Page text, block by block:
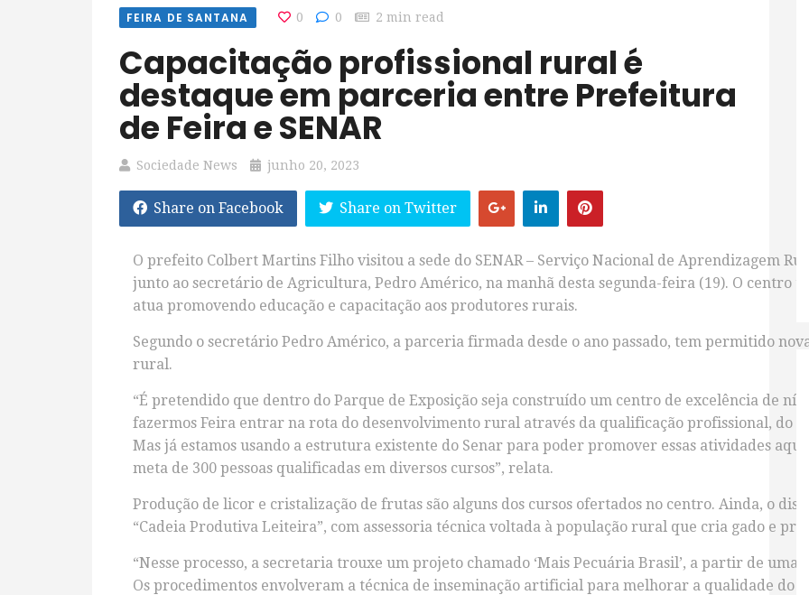
FEIRA DE SANTANA 0 0 2 min read
Capacitação profissional rural é
destaque em parceria entre Prefeitura
de Feira e SENAR
Sociedade News junho 20, 2023
Share on Facebook Share on Twitter
O prefeito Colbert Martins Filho visitou a sede do SENAR – Serviço Nacional de Aprendizagem
junto ao secretário de Agricultura, Pedro Américo, na manhã desta segunda-feira (19). O centro
atua promovendo educação e capacitação aos produtores rurais.
Segundo o secretário Pedro Américo, a parceria firmada desde o ano passado, tem permitido
rural.
“É pretendido que dentro do Parque de Exposição seja construído um centro de excelência de
fazermos Feira entrar na rota do desenvolvimento rural através da qualificação profissional, do
Mas já estamos usando a estrutura existente do Senar para poder promover essas atividades
meta de 300 pessoas qualificadas em diversos cursos”, relata.
Produção de licor e cristalização de frutas são alguns dos cursos ofertados no centro. Ainda, o
“Cadeia Produtiva Leiteira”, com assessoria técnica voltada à população rural que cria gado e
“Nesse processo, a secretaria trouxe um projeto chamado ‘Mais Pecuária Brasil’, a partir de uma
Os procedimentos envolveram a técnica de inseminação artificial para melhorar a qualidade do